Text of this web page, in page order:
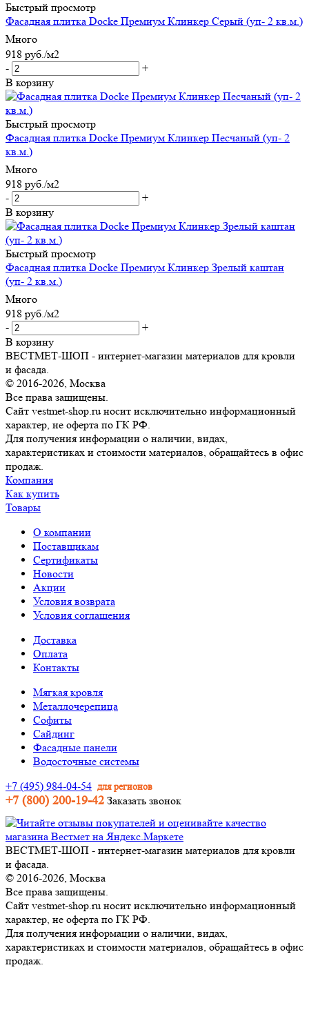
Быстрый просмотр
Фасадная плитка Docke Премиум Клинкер Серый (уп- 2 кв.м.)
Много
918 руб. /м2
-
+
В корзину
Быстрый просмотр
Фасадная плитка Docke Премиум Клинкер Песчаный (уп- 2
кв.м.)
Много
918 руб./м2
-
+
В корзину
Быстрый просмотр
Фасадная плитка Docke Премиум Клинкер Зрелый каштан
(уп- 2 кв.м.)
Много
918 руб./м2
-
+
В корзину
ВЕСТМЕТ-ШОП - интернет-магазин материалов для кровли
и фасада.
© 2016-2026, Москва
Все права защищены.
Сайт vestmet-shop.ru носит исключительно информационный
характер, не оферта по ГК РФ.
Для получения информации о наличии, видах,
характеристиках и стоимости материалов, обращайтесь в офис
продаж.
Компания
Как купить
Товары
О компании
Поставщикам
Сертификаты
Новости
Акции
Условия возврата
Условия соглашения
Доставка
Оплата
Контакты
Мягкая кровля
Металлочерепица
Софиты
Сайдинг
Фасадные панели
Водосточные системы
+7 (495) 984-04-54 для регионов
+7 (800) 200-19-42 Заказать звонок
ВЕСТМЕТ-ШОП - интернет-магазин материалов для кровли
и фасада.
© 2016-2026, Москва
Все права защищены.
Сайт vestmet-shop.ru носит исключительно информационный
характер, не оферта по ГК РФ.
Для получения информации о наличии, видах,
характеристиках и стоимости материалов, обращайтесь в офис
продаж.